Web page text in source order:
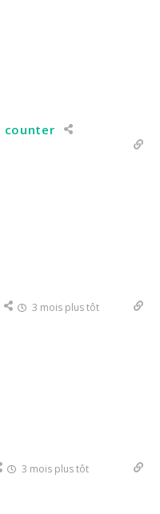
counter
3 mois plus tôt
3 mois plus tôt